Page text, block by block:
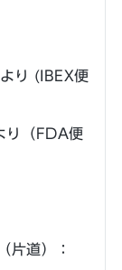
り (IBEX便
（FDA便
道）：